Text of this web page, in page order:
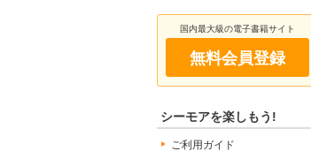
国内最大級の電子書籍サイト
無料会員登録
シーモアを楽しもう!
ご利用ガイド